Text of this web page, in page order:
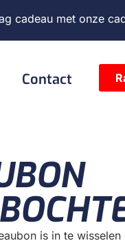
cadeau met onze
Contact
is in te